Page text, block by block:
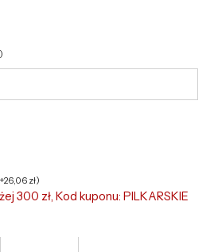
)
+26,06 zł)
300 zł, Kod kuponu: PILKARSKIE